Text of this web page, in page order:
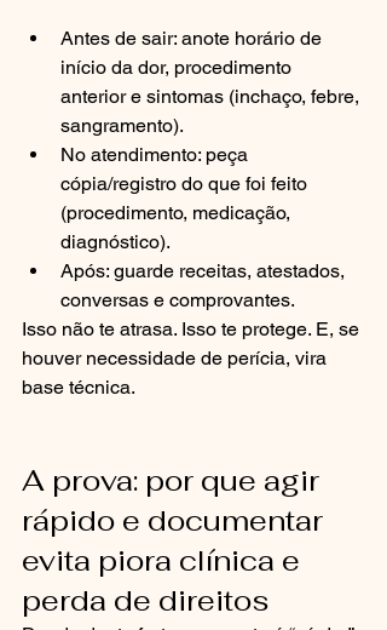
Antes de sair: anote horário de
início da dor, procedimento
anterior e sintomas (inchaço, febre,
sangramento).
No atendimento: peça
cópia/registro do que foi feito
(procedimento, medicação,
diagnóstico).
Após: guarde receitas, atestados,
conversas e comprovantes.
Isso não te atrasa. Isso te protege. E, se
houver necessidade de perícia, vira
base técnica.
A prova: por que agir
rápido e documentar
evita piora clínica e
perda de direitos